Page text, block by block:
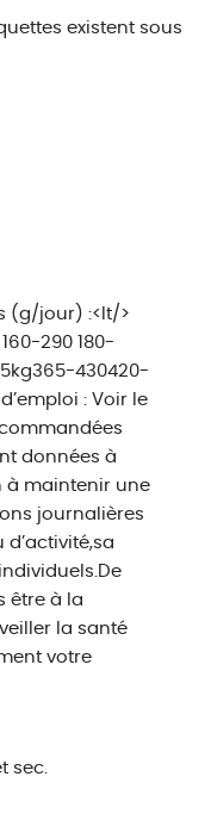
existent sous
(g/jour) :<lt/>
290 180-
430420-
: Voir le
données à
à maintenir une
journalières
être à la
la santé
votre
sec.